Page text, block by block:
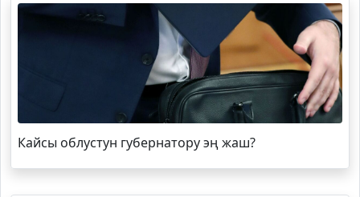
Кайсы облустун губернатору эң жаш?